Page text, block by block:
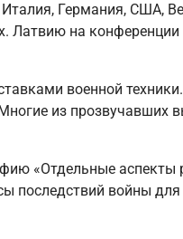
Германия, США,
Латвию на
военной
из прозвучавших
«Отдельные аспекты
последствий войны